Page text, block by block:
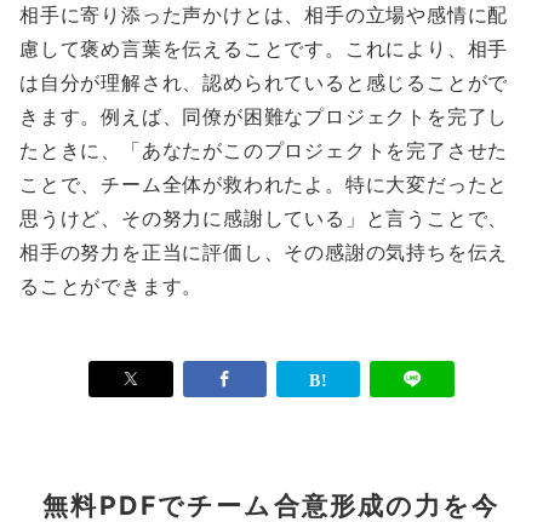
相手に寄り添った声かけとは、相手の立場や感情に配
慮して褒め言葉を伝えることです。これにより、相手
は自分が理解され、認められていると感じることがで
きます。例えば、同僚が困難なプロジェクトを完了し
たときに、「あなたがこのプロジェクトを完了させた
ことで、チーム全体が救われたよ。特に大変だったと
思うけど、その努力に感謝している」と言うことで、
相手の努力を正当に評価し、その感謝の気持ちを伝え
ることができます。
無料PDFでチーム合意形成の力を今